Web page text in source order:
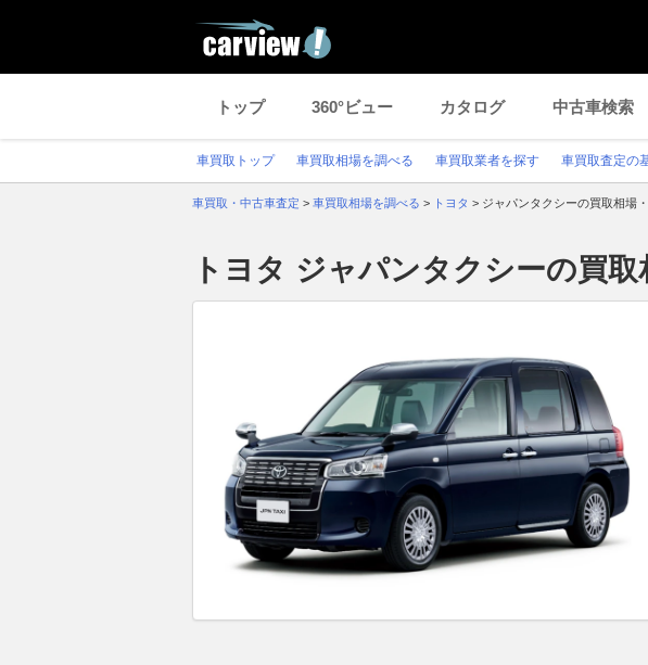
トップ 360°ビュー カタログ 中古車検索
車買取トップ 車買取相場を調べる 車買取業者を探す 車買取査定の
車買取・中古車査定 > 車買取相場を調べる > トヨタ > ジャパンタクシーの買取相場
トヨタ ジャパンタクシーの買